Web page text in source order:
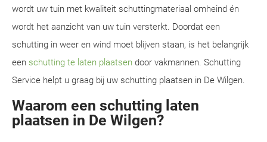
wordt uw tuin met kwaliteit schuttingmateriaal omheind én
wordt het aanzicht van uw tuin versterkt. Doordat een
schutting in weer en wind moet blijven staan, is het belangrijk
een schutting te laten plaatsen door vakmannen. Schutting
Service helpt u graag bij uw schutting plaatsen in De Wilgen.
Waarom een schutting laten
plaatsen in De Wilgen?